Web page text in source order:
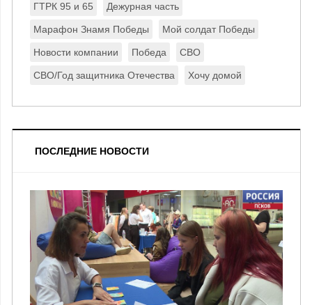
ГТРК 95 и 65 Дежурная часть
Марафон Знамя Победы Мой солдат Победы
Новости компании Победа СВО
СВО/Год защитника Отечества Хочу домой
ПОСЛЕДНИЕ НОВОСТИ